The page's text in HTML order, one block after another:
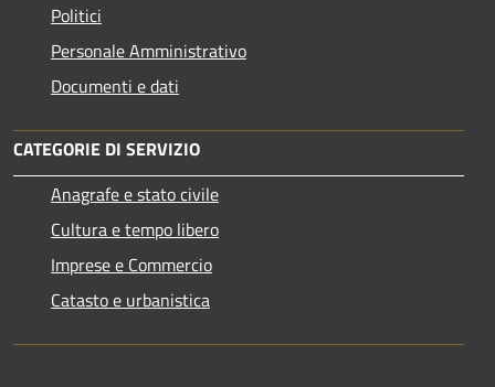
Politici
Personale Amministrativo
Documenti e dati
CATEGORIE DI SERVIZIO
Anagrafe e stato civile
Cultura e tempo libero
Imprese e Commercio
Catasto e urbanistica